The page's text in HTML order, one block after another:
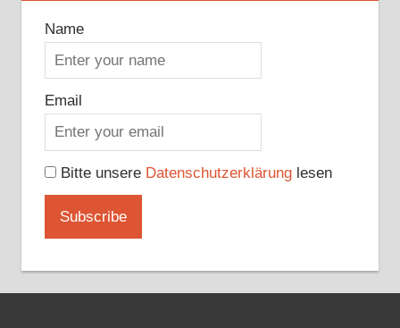
Name
Email
Bitte unsere Datenschutzerklärunglesen